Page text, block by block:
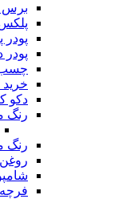
برس
پلکس
پودر
چسب
خرید
دکو
رنگ
رنگ